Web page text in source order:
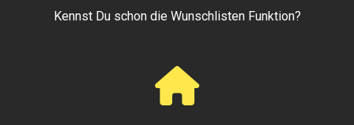
Kennst Du schon die Wunschlisten Funktion?